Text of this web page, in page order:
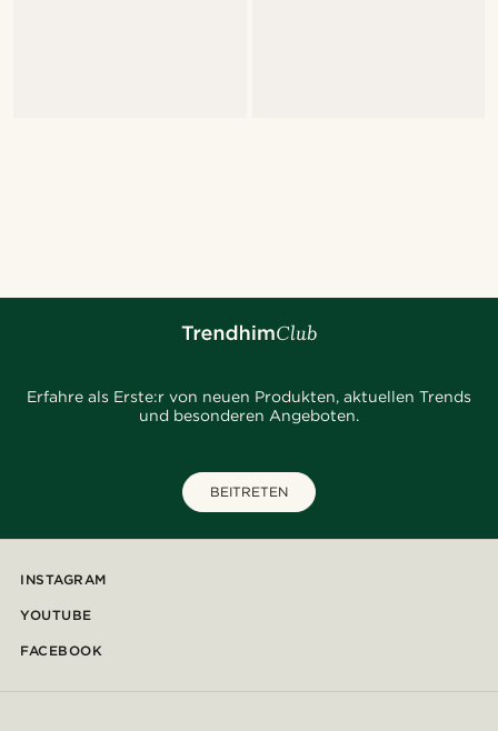
Erfahre als Erste:r von neuen Produkten, aktuellen Trends
und besonderen Angeboten.
BEITRETEN
INSTAGRAM
YOUTUBE
FACEBOOK